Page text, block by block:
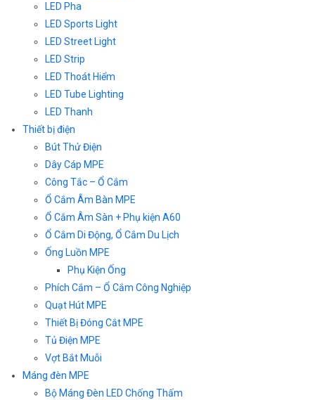
LED Pha
LED Sports Light
LED Street Light
LED Strip
LED Thoát Hiểm
LED Tube Lighting
LED Thanh
Thiết bị điện
Bút Thử Điện
Dây Cáp MPE
Công Tắc – Ổ Cắm
Ổ Cắm Âm Bàn MPE
Ổ Cắm Âm Sàn + Phụ kiện A60
Ổ Cắm Di Động, Ổ Cắm Du Lịch
Ống Luồn MPE
Phụ Kiện Ống
Phích Cắm – Ổ Cắm Công Nghiệp
Quạt Hút MPE
Thiết Bị Đóng Cắt MPE
Tủ Điện MPE
Vợt Bắt Muỗi
Máng đèn MPE
Bộ Máng Đèn LED Chống Thấm